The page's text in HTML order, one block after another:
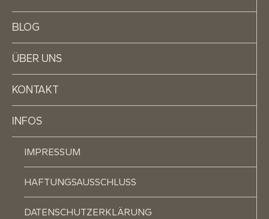
BLOG
ÜBER UNS
KONTAKT
INFOS
IMPRESSUM
HAFTUNGSAUSSCHLUSS
DATENSCHUTZERKLÄRUNG